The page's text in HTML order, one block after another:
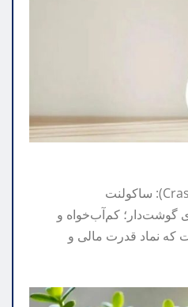
گل یشم (Crassula ovata): ساکولنت
کم‌آب‌خواه و
که نماد قدرت مالی و